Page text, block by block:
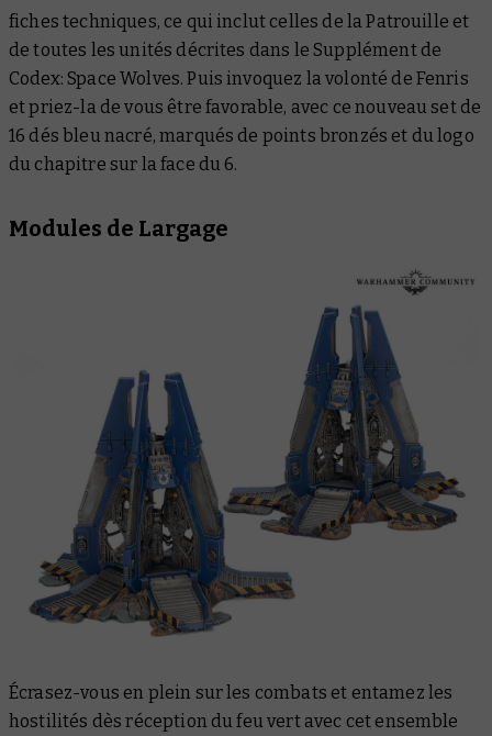
fiches techniques, ce qui inclut celles de la Patrouille et
de toutes les unités décrites dans leSupplément de
Codex: Space Wolves. Puis invoquez la volonté de Fenris
et priez-la de vous être favorable, avec ce nouveau set de
16 dés bleu nacré, marqués de points bronzés et du logo
du chapitre sur la face du 6.
Modules de Largage
Écrasez-vous en plein sur les combats et entamez les
hostilités dès réception du feu vert avec cet ensemble